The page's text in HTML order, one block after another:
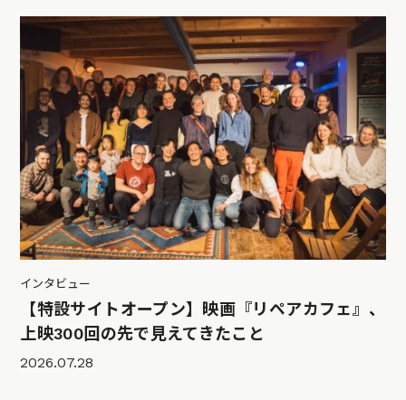
インタビュー
【特設サイトオープン】映画『リペアカフェ』、
上映300回の先で見えてきたこと
2026.07.28